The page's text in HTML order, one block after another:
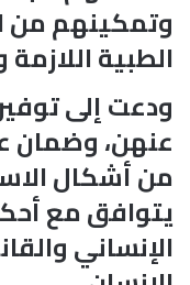
وتمكينهم من
الطبية
ودعت إلى
عنهن،
من أشكال
يتوافق مع
الإنساني